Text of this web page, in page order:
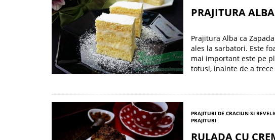
PRAJITURA
Prajitura Alba ca
ales la sarbatori. Este
mai important este pe
totusi, inainte de a
PRAJITURI DE CRACIUN SI
PRAJITURI
RULADA CU